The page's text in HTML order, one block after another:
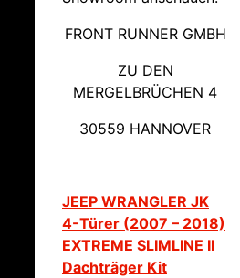
FRONT RUNNER GMBH
ZU DEN
MERGELBRÜCHEN 4
30559 HANNOVER
JEEP WRANGLER JK
4-Türer (2007 – 2018)
EXTREME SLIMLINE II
Dachträger Kit